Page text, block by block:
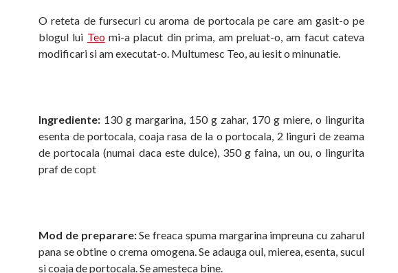
O reteta de fursecuri cu aroma de portocala pe care am gasit-o pe
blogul lui Teomi-a placut din prima, am preluat-o, am facut cateva
modificari si am executat-o. Multumesc Teo, au iesit o minunatie.
Ingrediente: 130 g margarina, 150 g zahar, 170 g miere, o lingurita
esenta de portocala, coaja rasa de la o portocala, 2 linguri de zeama
de portocala (numai daca este dulce), 350 g faina, un ou, o lingurita
praf de copt
Mod de preparare:Se freaca spuma margarina impreuna cu zaharul
pana se obtine o crema omogena. Se adauga oul, mierea, esenta, sucul
si coaja de portocala. Se amesteca bine.